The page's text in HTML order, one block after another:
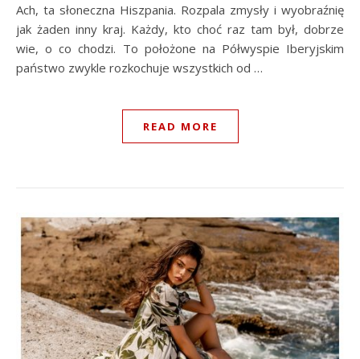
Ach, ta słoneczna Hiszpania. Rozpala zmysły i wyobraźnię
jak żaden inny kraj. Każdy, kto choć raz tam był, dobrze
wie, o co chodzi. To położone na Półwyspie Iberyjskim
państwo zwykle rozkochuje wszystkich od …
READ MORE